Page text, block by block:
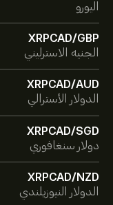
اليورو
XRPCAD/GBP
الجنيه الاسترليني
XRPCAD/AUD
الدولار الأسترالي
XRPCAD/SGD
دولار سنغافوري
XRPCAD/NZD
الدولار النيوزيلندي